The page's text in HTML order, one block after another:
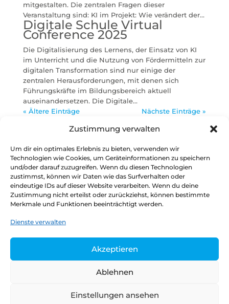
Zustimmung verwalten
Um dir ein optimales Erlebnis zu bieten, verwenden wir
Technologien wie Cookies, um Geräteinformationen zu speichern
und/oder darauf zuzugreifen. Wenn du diesen Technologien
zustimmst, können wir Daten wie das Surfverhalten oder
eindeutige IDs auf dieser Website verarbeiten. Wenn du deine
Zustimmung nicht erteilst oder zurückziehst, können bestimmte
Merkmale und Funktionen beeinträchtigt werden.
Dienste verwalten
Akzeptieren
Ablehnen
Einstellungen ansehen
mitgestalten. Die zentralen Fragen dieser
Veranstaltung sind: KI im Projekt: Wie verändert der...
Digitale Schule Virtual
Conference 2025
Die Digitalisierung des Lernens, der Einsatz von KI
im Unterricht und die Nutzung von Fördermitteln zur
digitalen Transformation sind nur einige der
zentralen Herausforderungen, mit denen sich
Führungskräfte im Bildungsbereich aktuell
auseinandersetzen. Die Digitale...
« Ältere Einträge
Nächste Einträge »
Neueste Beiträge
Kein Schritt vorwärts, zwei Schritte zurück
Strategie im eigenen Saft
Politische Führung bei der Digitalisierung wird
vermisst
Verwaltungsdigitalisierung im Koalitionsvertrag
Datenschutz Kontakt Impressum